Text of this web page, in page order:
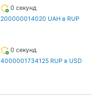
0 секунд
200000014020 UAH в RUP
0 секунд
4000001734125 RUP в USD